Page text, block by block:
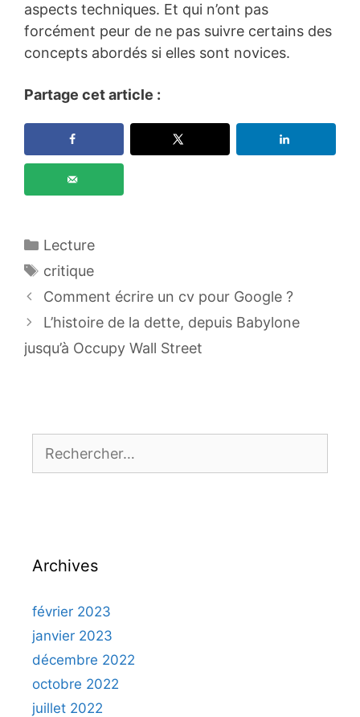
aspects techniques. Et qui n’ont pas
forcément peur de ne pas suivre certains des
concepts abordés si elles sont novices.
Partage cet article :
Catégories
Lecture
Étiquettes
critique
Comment écrire un cv pour Google ?
L’histoire de la dette, depuis Babylone
jusqu’à Occupy Wall Street
Archives
février 2023
janvier 2023
décembre 2022
octobre 2022
juillet 2022